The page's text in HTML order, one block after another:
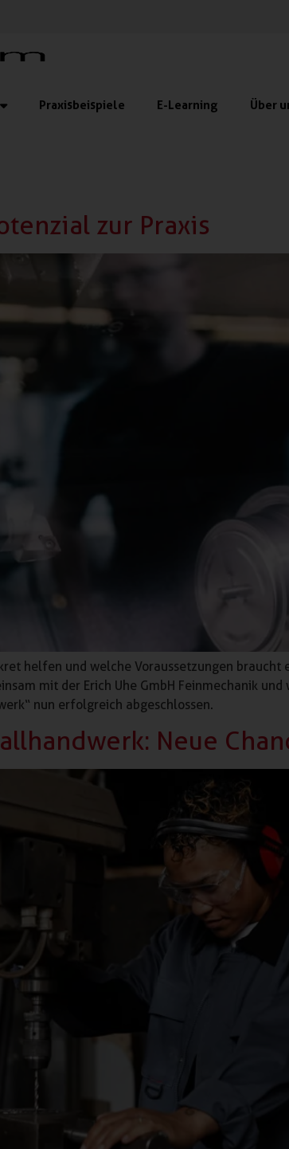
Praxisbeispiele E-Learning Über
zur Praxis
helfen und welche Voraussetzungen braucht
mit der Erich Uhe GmbH Feinmechanik
nun erfolgreich abgeschlossen.
Neue